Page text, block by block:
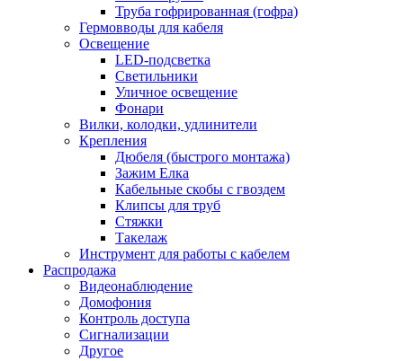
Труба гофрированная (гофра)
Гермовводы для кабеля
Освещение
LED-подсветка
Светильники
Уличное освещение
Фонари
Вилки, колодки, удлинители
Крепления
Дюбеля (быстрого монтажа)
Зажим Елка
Кабельные скобы с гвоздем
Клипсы для труб
Стяжки
Такелаж
Инструмент для работы с кабелем
Распродажа
Видеонаблюдение
Домофония
Контроль доступа
Сигнализации
Другое